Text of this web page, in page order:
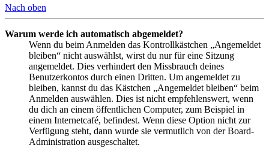
Nach oben
Warum werde ich automatisch abgemeldet?
Wenn du beim Anmelden das Kontrollkästchen „Angemeldet
bleiben“ nicht auswählst, wirst du nur für eine Sitzung
angemeldet. Dies verhindert den Missbrauch deines
Benutzerkontos durch einen Dritten. Um angemeldet zu
bleiben, kannst du das Kästchen „Angemeldet bleiben“ beim
Anmelden auswählen. Dies ist nicht empfehlenswert, wenn
du dich an einem öffentlichen Computer, zum Beispiel in
einem Internetcafé, befindest. Wenn diese Option nicht zur
Verfügung steht, dann wurde sie vermutlich von der Board-
Administration ausgeschaltet.